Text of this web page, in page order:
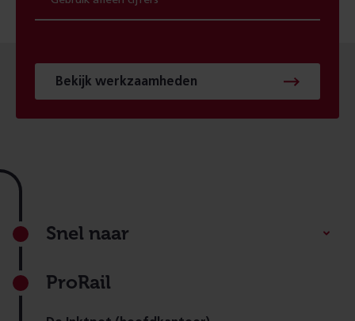
Bekijk werkzaamheden
Footer
Snel naar
ProRail